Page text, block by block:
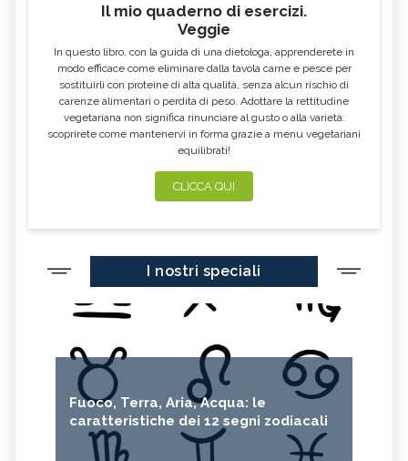
Il mio quaderno di esercizi.
Veggie
In questo libro, con la guida di una dietologa, apprenderete in
modo efficace come eliminare dalla tavola carne e pesce per
sostituirli con proteine di alta qualità, senza alcun rischio di
carenze alimentari o perdita di peso. Adottare la rettitudine
vegetariana non significa rinunciare al gusto o alla varietà:
scoprirete come mantenervi in forma grazie a menu vegetariani
equilibrati!
CLICCA QUI
I nostri speciali
Fuoco, Terra, Aria, Acqua: le
caratteristiche dei 12 segni zodiacali